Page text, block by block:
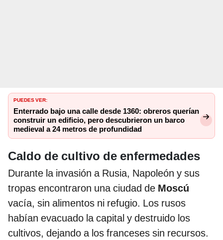
PUEDES VER:
Enterrado bajo una calle desde 1360: obreros querían
construir un edificio, pero descubrieron un barco
medieval a 24 metros de profundidad
Caldo de cultivo de enfermedades
Durante la invasión a Rusia, Napoleón y sus
tropas encontraron una ciudad de Moscú
vacía, sin alimentos ni refugio. Los rusos
habían evacuado la capital y destruido los
cultivos, dejando a los franceses sin recursos.